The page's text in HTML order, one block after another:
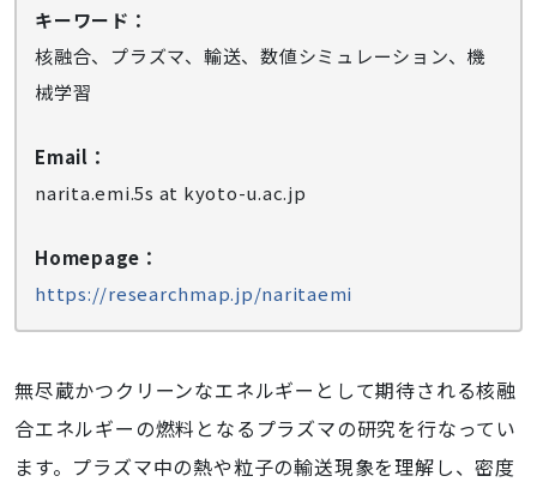
キーワード：
核融合、プラズマ、輸送、数値シミュレーション、機
械学習
Email：
narita.emi.5s at kyoto-u.ac.jp
Homepage：
https://researchmap.jp/naritaemi
無尽蔵かつクリーンなエネルギーとして期待される核融
合エネルギーの燃料となるプラズマの研究を行なってい
ます。プラズマ中の熱や粒子の輸送現象を理解し、密度